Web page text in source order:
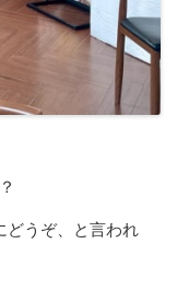
どうぞ、と言われ